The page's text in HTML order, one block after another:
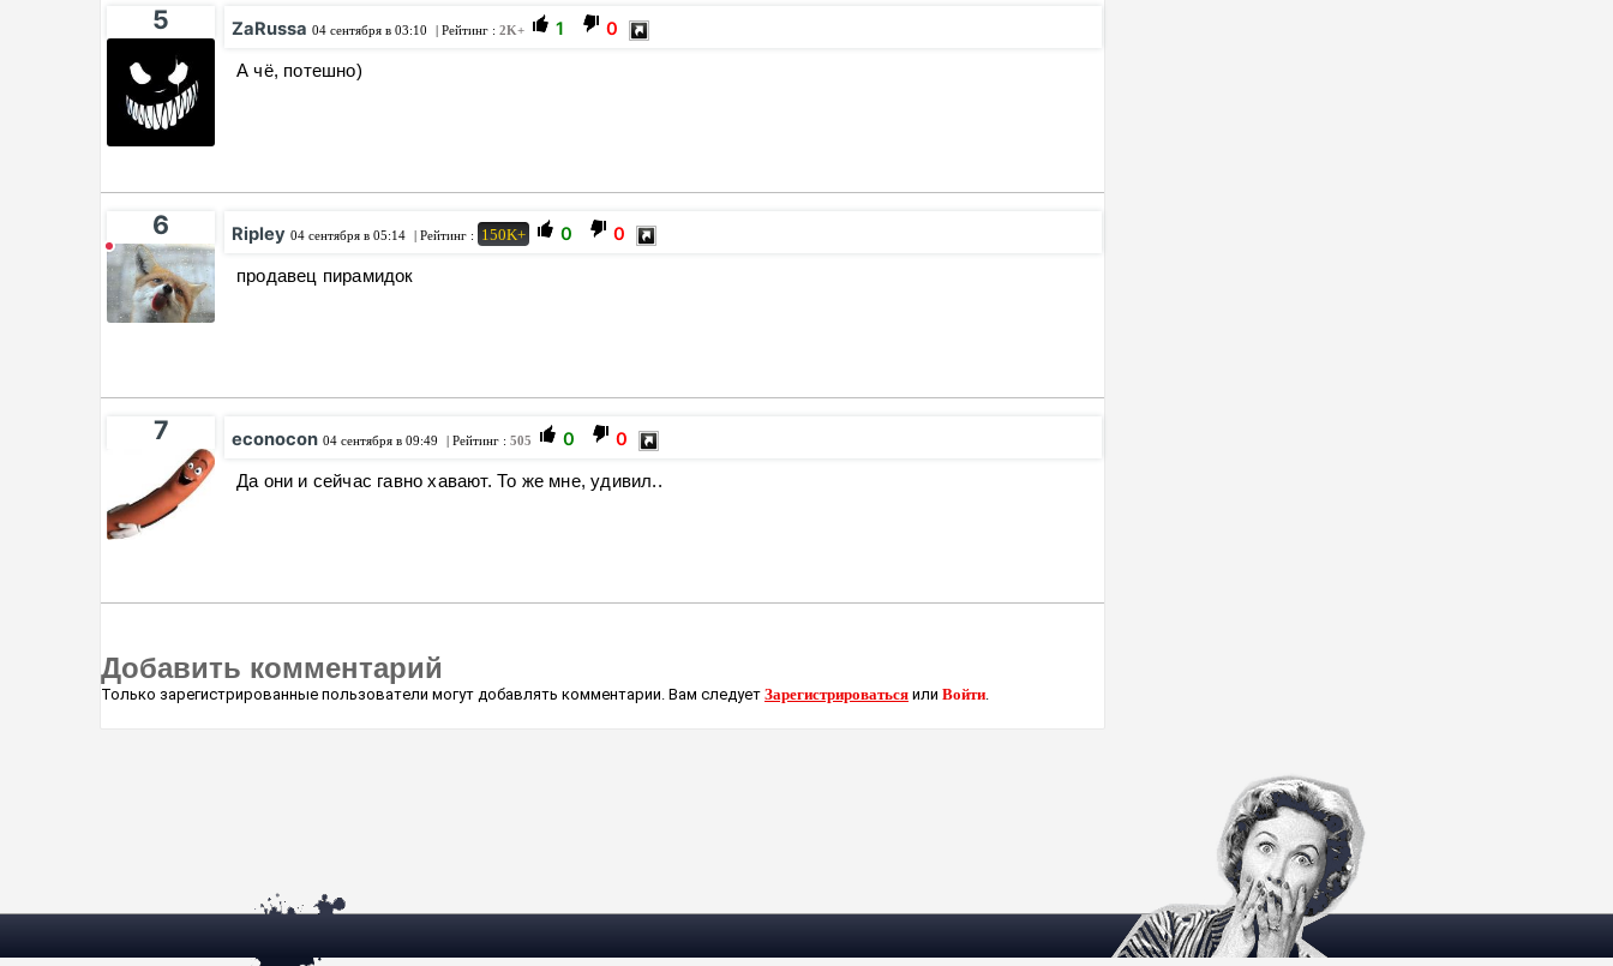
5 ZaRussa 04 сентября в 03:10 | Рейтинг : 2K+ 1 0
А чё, потешно)
6 Ripley 04 сентября в 05:14 | Рейтинг : 150K+ 0 0
продавец пирамидок
7 econocon 04 сентября в 09:49 | Рейтинг : 505 0 0
Да они и сейчас гавно хавают. То же мне, удивил..
Добавить комментарий
Только зарегистрированные пользователи могут добавлять комментарии. Вам следует Зарегистрироваться или Войти.